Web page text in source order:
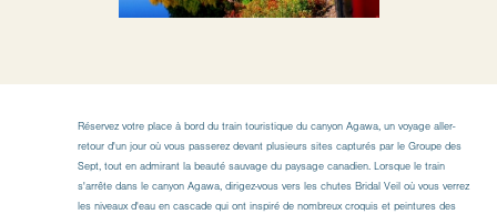
Réservez votre place à bord du train touristique du canyon Agawa, un voyage aller-
retour d'un jour où vous passerez devant plusieurs sites capturés par le Groupe des
Sept, tout en admirant la beauté sauvage du paysage canadien. Lorsque le train
s'arrête dans le canyon Agawa, dirigez-vous vers les chutes Bridal Veil où vous verrez
les niveaux d'eau en cascade qui ont inspiré de nombreux croquis et peintures des